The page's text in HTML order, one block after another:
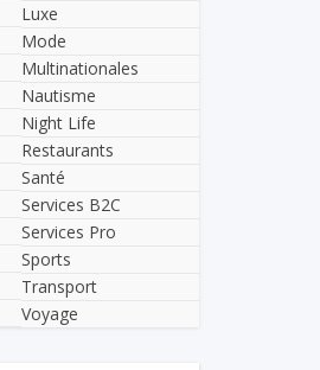
Luxe
Mode
Multinationales
Nautisme
Night Life
Restaurants
Santé
Services B2C
Services Pro
Sports
Transport
Voyage